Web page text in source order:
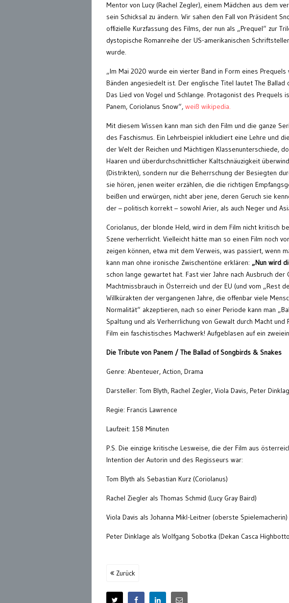
Mentor von Lucy (Rachel Zegler), einem Mädchen aus dem
sein Schicksal zu ändern. Wir sahen den Fall von Präsident
offizielle Kurzfassung des Films, der nun als „Prequel“ zur
dystopische Romanreihe der US-amerikanischen
wurde.
„Im Mai 2020 wurde ein vierter Band in Form eines
Bänden angesiedelt ist. Der englische Titel lautet The
Das Lied von Vogel und Schlange. Protagonist des
Panem, Coriolanus Snow“, weiß wikipedia.
Mit diesem Wissen kann man sich den Film und die ganze
des Faschismus. Ein Lehrbeispiel inkludiert eine Lehre und
der Welt der Reichen und Mächtigen Klassenunterschiede,
Haaren und überdurchschnittlicher Kaltschnäuzigkeit
(Distrikten), sondern nur die Beherrschung der Besiegten
sie hören, jenen weiter erzählen, die die richtigen
beißen und erwürgen, nicht aber jene, deren Geruch sie
der – politisch korrekt – sowohl Arier, als auch Neger und
Coriolanus, der blonde Held, wird in dem Film nicht kritisch
Szene verherrlicht. Vielleicht hätte man so einen Film noch
zeigen können, etwa mit dem Verweis, was passiert, wenn
kann man ohne ironische Zwischentöne erklären: „Nun wird
schon lange gewartet hat. Fast vier Jahre nach Ausbruch
Machtmissbrauch in Österreich und der EU (und vom „Rest
Willkürakten der vergangenen Jahre, die offenbar viele
Normalität“ akzeptieren, nach so einer Periode kann man
Spaltung und als Verherrlichung von Gewalt durch Macht
Film ein faschistisches Machwerk! Aufgeblasen auf ein
Die Tribute von Panem / The Ballad of Songbirds & Snakes
Genre: Abenteuer, Action, Drama
Darsteller: Tom Blyth, Rachel Zegler, Viola Davis, Peter
Regie: Francis Lawrence
Laufzeit: 158 Minuten
P.S. Die einzige kritische Lesweise, die der Film aus
Intention der Autorin und des Regisseurs war:
Tom Blyth als Sebastian Kurz (Coriolanus)
Rachel Ziegler als Thomas Schmid (Lucy Gray Baird)
Viola Davis als Johanna Mikl-Leitner (oberste Spielemacherin)
Peter Dinklage als Wolfgang Sobotka (Dekan Casca
Zurück